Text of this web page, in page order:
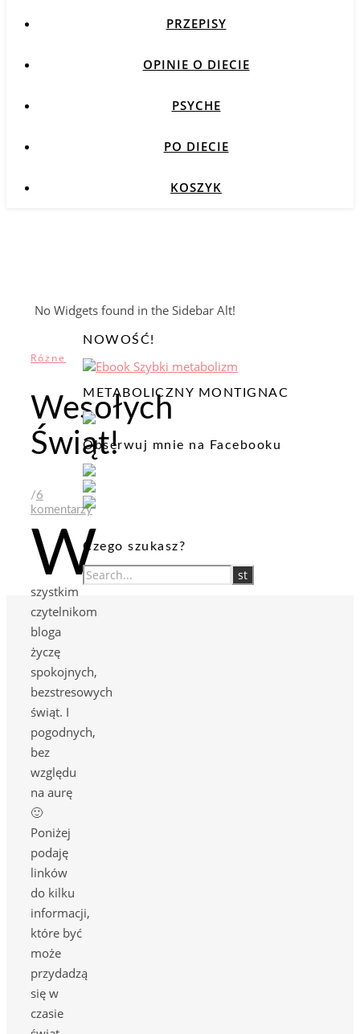
PRZEPISY
OPINIE O DIECIE
PSYCHE
PO DIECIE
KOSZYK
No Widgets found in the Sidebar Alt!
Różne
Wesołych
Świąt!
/6
komentarzy
W
szystkim
czytelnikom
bloga
życzę
spokojnych,
bezstresowych
świąt. I
pogodnych,
bez
względu
na aurę
🙂
Poniżej
podaję
linków
do kilku
informacji,
które być
może
przydadzą
się w
czasie
NOWOŚĆ!
METABOLICZNY MONTIGNAC
Obserwuj mnie na Facebooku
Czego szukasz?